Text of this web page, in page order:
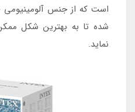
است که از جنس
شده تا به بهترین شکل
نماید.